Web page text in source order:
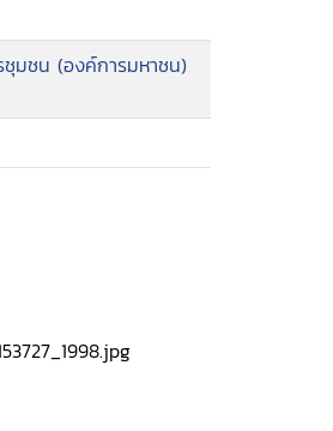
มชน (องค์การมหาชน)